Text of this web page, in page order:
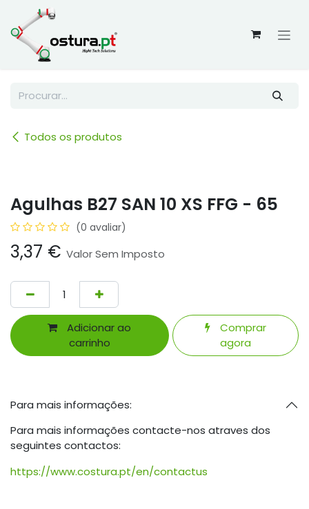
Skip to Content
Todos os produtos
Agulhas B27 SAN 10 XS FFG - 65
(0 avaliar)
3,37 € Valor Sem Imposto
Adicionar ao
carrinho
Comprar
agora
Para mais informações:
Para mais informações contacte-nos atraves dos
seguintes contactos:
https://www.costura.pt/en/contactus